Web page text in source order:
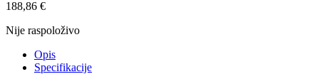
188,86 €
Nije raspoloživo
Opis
Specifikacije